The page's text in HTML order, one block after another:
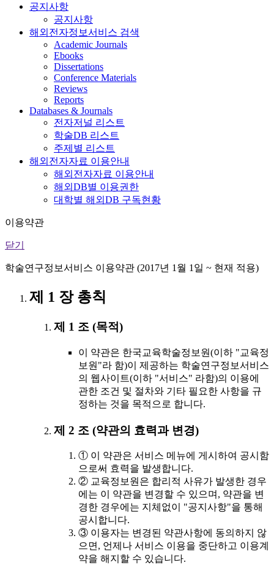
공지사항
공지사항
해외전자정보서비스 검색
Academic Journals
Ebooks
Dissertations
Conference Materials
Reviews
Reports
Databases & Journals
전자저널 리스트
학술DB 리스트
주제별 리스트
해외전자자료 이용안내
해외전자자료 이용안내
해외DB별 이용권한
대학별 해외DB 구독현황
이용약관
닫기
학술연구정보서비스 이용약관 (2017년 1월 1일 ~ 현재 적용)
제 1 장 총칙
제 1 조 (목적)
이 약관은 한국교육학술정보원(이하 "교육정
보원"라 함)이 제공하는 학술연구정보서비스
의 웹사이트(이하 "서비스" 라함)의 이용에
관한 조건 및 절차와 기타 필요한 사항을 규
정하는 것을 목적으로 합니다.
제 2 조 (약관의 효력과 변경)
① 이 약관은 서비스 메뉴에 게시하여 공시함
으로써 효력을 발생합니다.
② 교육정보원은 합리적 사유가 발생한 경우
에는 이 약관을 변경할 수 있으며, 약관을 변
경한 경우에는 지체없이 "공지사항"을 통해
공시합니다.
③ 이용자는 변경된 약관사항에 동의하지 않
으면, 언제나 서비스 이용을 중단하고 이용계
약을 해지할 수 있습니다.